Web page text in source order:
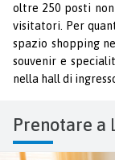
oltre 250 posti
visitatori. Per
spazio shopping
souvenir e
nella hall di
Prenotare a